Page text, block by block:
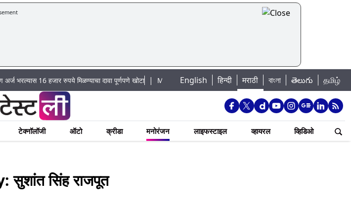
16 हजार रुपये मिळण्याचा दावा पूर्णपणे खोटा|Mumbai Lake Water Levels: मुंबई पाणीपुरवठा अपडेट: शहरातील 7 तलावांमधील
English हिन्दी मराठी বাংলা తెలుగు தமிழ்
टेक्नॉलॉजी ऑटो क्रीडा मनोरंजन लाइफस्टाइल व्हायरल व्हिडिओ
सिंह राजपूत